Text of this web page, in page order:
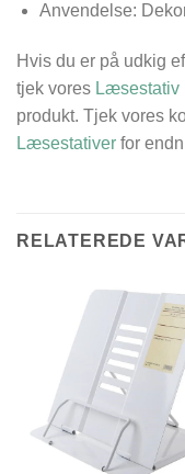
Anvendelse:
Hvis du er på udkig
tjek vores Læsestativ
produkt. Tjek vores
Læsestativer for
RELATEREDE